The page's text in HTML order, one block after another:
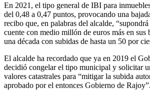
En 2021, el tipo general de IBI para
del 0,48 a 0,47 puntos, provocando una
recibo que, en palabras del alcalde,
cuente con medio millón de euros más en sus
una década con subidas de hasta un 50 por
El alcalde ha recordado que ya en 2019 el
decidió congelar el tipo municipal y solicitar
valores catastrales para “mitigar la subida
aprobado por el entonces Gobierno de Rajoy”.